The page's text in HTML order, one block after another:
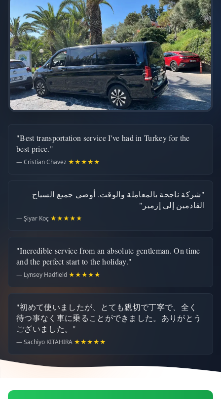
"Best transportation service I've had in Turkey for the
best price."
— Cristian Chavez ★★★★★
"شركة ناجحة بالمعاملة والوقت. أوصي جميع السياح
القادمين إلى إزمير"
— Şiyar Koç ★★★★★
"Incredible service from an absolute gentleman. On time
and the perfect start to the holiday."
— Lynsey Hadfield ★★★★★
"初めて使いましたが、とても親切で丁寧で、全く
待つ事なく車に乗ることができました。ありがとう
ございました。"
— Sachiyo KITAHIRA ★★★★★